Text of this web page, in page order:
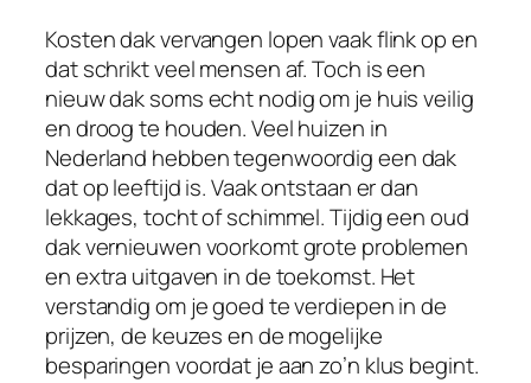
Kosten dak vervangen lopen vaak flink op en
dat schrikt veel mensen af. Toch is een
nieuw dak soms echt nodig om je huis veilig
en droog te houden. Veel huizen in
Nederland hebben tegenwoordig een dak
dat op leeftijd is. Vaak ontstaan er dan
lekkages, tocht of schimmel. Tijdig een oud
dak vernieuwen voorkomt grote problemen
en extra uitgaven in de toekomst. Het
verstandig om je goed te verdiepen in de
prijzen, de keuzes en de mogelijke
besparingen voordat je aan zo’n klus begint.